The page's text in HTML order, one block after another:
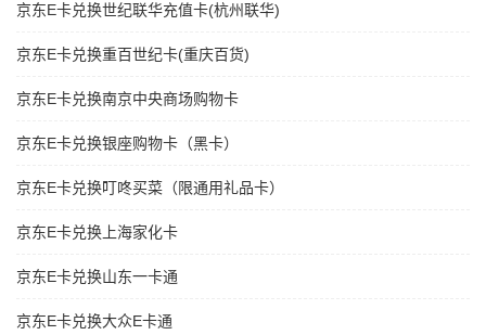
京东E卡兑换世纪联华充值卡(杭州联华)
京东E卡兑换重百世纪卡(重庆百货)
京东E卡兑换南京中央商场购物卡
京东E卡兑换银座购物卡（黑卡）
京东E卡兑换叮咚买菜（限通用礼品卡）
京东E卡兑换上海家化卡
京东E卡兑换山东一卡通
京东E卡兑换大众E卡通